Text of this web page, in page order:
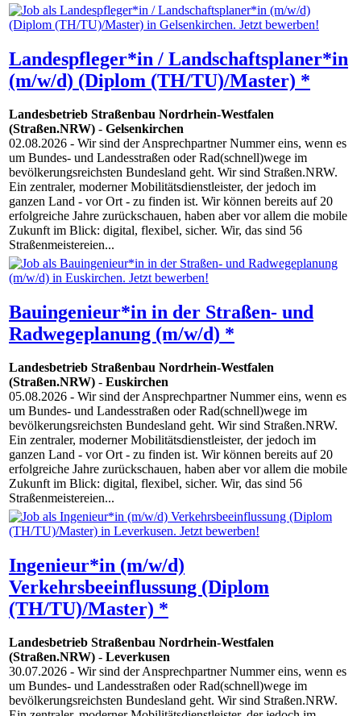
Landespfleger*in / Landschaftsplaner*in
(m/w/d) (Diplom (TH/TU)/Master) *
Landesbetrieb Straßenbau Nordrhein-Westfalen
(Straßen.NRW) - Gelsenkirchen
02.08.2026 - Wir sind der Ansprechpartner Nummer eins, wenn es
um Bundes- und Landesstraßen oder Rad(schnell)wege im
bevölkerungsreichsten Bundesland geht. Wir sind Straßen.NRW.
Ein zentraler, moderner Mobilitätsdienstleister, der jedoch im
ganzen Land - vor Ort - zu finden ist. Wir können bereits auf 20
erfolgreiche Jahre zurückschauen, haben aber vor allem die mobile
Zukunft im Blick: digital, flexibel, sicher. Wir, das sind 56
Straßenmeistereien...
Bauingenieur*in in der Straßen- und
Radwegeplanung (m/w/d) *
Landesbetrieb Straßenbau Nordrhein-Westfalen
(Straßen.NRW) - Euskirchen
05.08.2026 - Wir sind der Ansprechpartner Nummer eins, wenn es
um Bundes- und Landesstraßen oder Rad(schnell)wege im
bevölkerungsreichsten Bundesland geht. Wir sind Straßen.NRW.
Ein zentraler, moderner Mobilitätsdienstleister, der jedoch im
ganzen Land - vor Ort - zu finden ist. Wir können bereits auf 20
erfolgreiche Jahre zurückschauen, haben aber vor allem die mobile
Zukunft im Blick: digital, flexibel, sicher. Wir, das sind 56
Straßenmeistereien...
Ingenieur*in (m/w/d)
Verkehrsbeeinflussung (Diplom
(TH/TU)/Master) *
Landesbetrieb Straßenbau Nordrhein-Westfalen
(Straßen.NRW) - Leverkusen
30.07.2026 - Wir sind der Ansprechpartner Nummer eins, wenn es
um Bundes- und Landesstraßen oder Rad(schnell)wege im
bevölkerungsreichsten Bundesland geht. Wir sind Straßen.NRW.